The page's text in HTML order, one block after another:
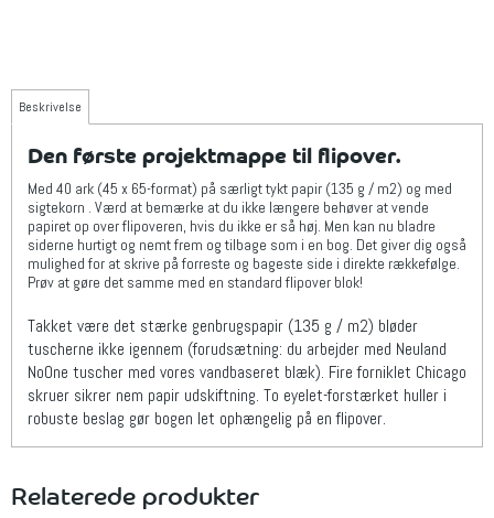
Beskrivelse
Den førsteprojektmappetilflipover.
Med 40 ark (45 x 65-format) på særligttykt papir (135 g / m2) og med
sigtekorn . Værd at bemærke at du ikke længere behøver at vende
papiret op over flipoveren, hvis du ikke er så høj. Men kan nu bladre
siderne hurtigt og nemt frem og tilbage som i en bog. Det giver dig også
mulighed for at skrive på forreste og bageste side i direkte rækkefølge.
Prøv at gøre det samme med en standard flipover blok!
Takket være det stærke genbrugspapir (135 g / m2) bløder
tuscherne ikke igennem (forudsætning: du arbejder med Neuland
NoOne tuscher med vores vandbaseret blæk). Fire forniklet Chicago
skruer sikrer nem papir udskiftning. To eyelet-forstærket huller i
robuste beslag gør bogen let ophængelig på en flipover.
Relaterede produkter